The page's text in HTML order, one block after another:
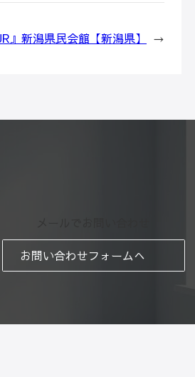
』新潟県民会館【新潟県】 →
お問い合わせフォームへ